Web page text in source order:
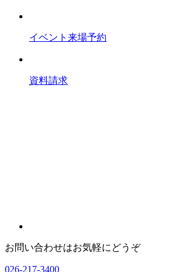
イベント来場予約
資料請求
お問い合わせはお気軽にどうぞ
026-217-3400